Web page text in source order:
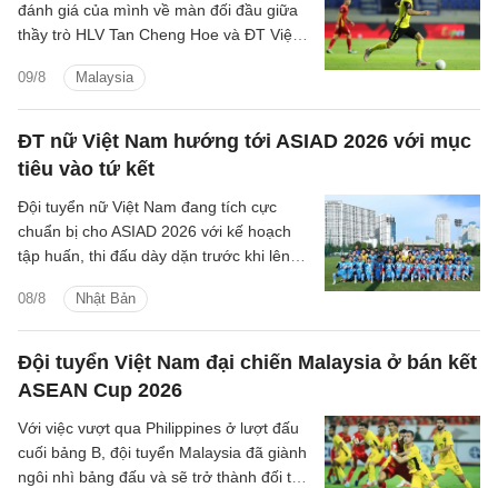
09/8 Malaysia
đánh giá của mình về màn đối đầu giữa
thầy trò HLV Tan Cheng Hoe và ĐT Việt
sắp tới.
ĐT nữ Việt Nam hướng tới ASIAD 2026 với mục
tiêu vào tứ kết
08/8 Nhật Bản
Đội tuyển nữ Việt Nam đang tích cực
chuẩn bị cho ASIAD 2026 với kế hoạch
tập huấn, thi đấu dày dặn trước khi lên
Đội tuyển Việt Nam đại chiến Malaysia ở bán kết
ASEAN Cup 2026
Với việc vượt qua Philippines ở lượt đấu
cuối bảng B, đội tuyển Malaysia đã giành
ngôi nhì bảng đấu và sẽ trở thành đối thủ